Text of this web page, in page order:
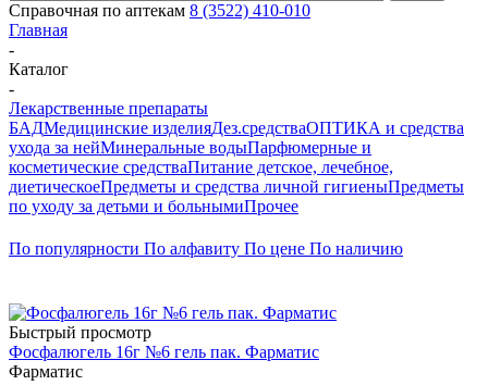
Справочная по аптекам 8 (3522) 410-010
Главная
-
Каталог
-
Лекарственные препараты
БАДМедицинские изделияДез.средстваОПТИКА и средства
ухода за нейМинеральные водыПарфюмерные и
косметические средстваПитание детское, лечебное,
диетическоеПредметы и средства личной гигиеныПредметы
по уходу за детьми и больнымиПрочее
По популярности По алфавиту По цене По наличию
Быстрый просмотр
Фосфалюгель 16г №6 гель пак. Фарматис
Фарматис